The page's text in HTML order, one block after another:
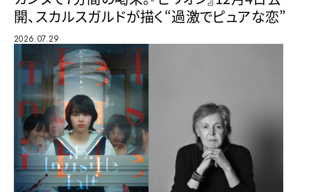
開、スカルスガルドが描く“過激でピュアな恋”
2026.07.29